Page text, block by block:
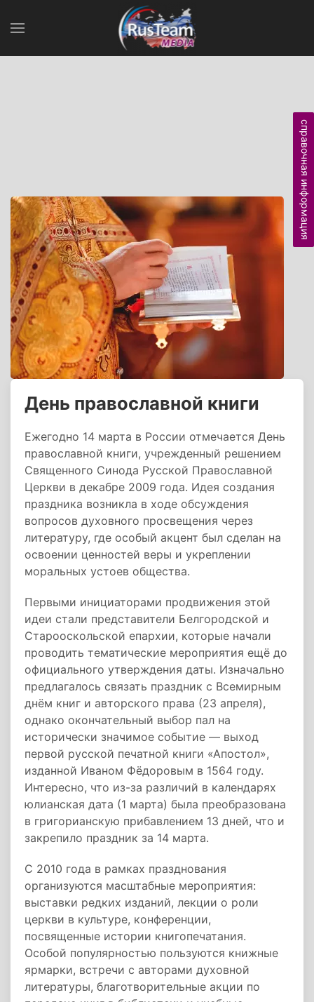
День православной книги
Ежегодно 14 марта в России отмечается День
православной книги, учрежденный решением
Священного Синода Русской Православной
Церкви в декабре 2009 года. Идея создания
праздника возникла в ходе обсуждения
вопросов духовного просвещения через
литературу, где особый акцент был сделан на
освоении ценностей веры и укреплении
моральных устоев общества.
Первыми инициаторами продвижения этой
идеи стали представители Белгородской и
Старооскольской епархии, которые начали
проводить тематические мероприятия ещё до
официального утверждения даты. Изначально
предлагалось связать праздник с Всемирным
днём книг и авторского права (23 апреля),
однако окончательный выбор пал на
исторически значимое событие — выход
первой русской печатной книги «Апостол»,
изданной Иваном Фёдоровым в 1564 году.
Интересно, что из-за различий в календарях
юлианская дата (1 марта) была преобразована
в григорианскую прибавлением 13 дней, что и
закрепило праздник за 14 марта.
С 2010 года в рамках празднования
организуются масштабные мероприятия:
выставки редких изданий, лекции о роли
церкви в культуре, конференции,
посвященные истории книгопечатания.
Особой популярностью пользуются книжные
ярмарки, встречи с авторами духовной
литературы, благотворительные акции по
справочная информация